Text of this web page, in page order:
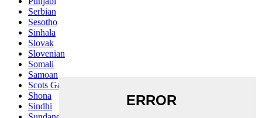
Serbian
Sesotho
Sinhala
Slovak
Slovenian
Somali
Samoan
Scots Gaelic
Shona
Sindhi